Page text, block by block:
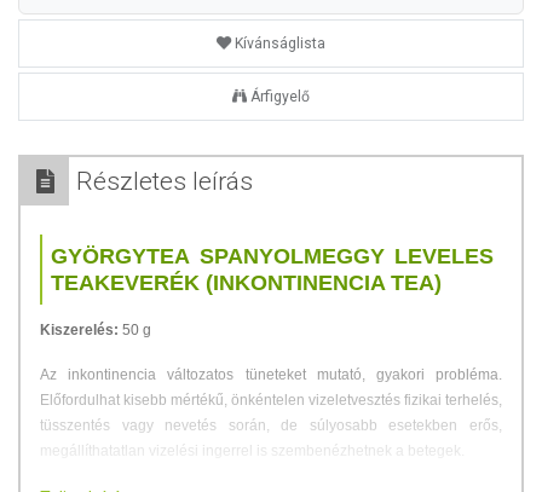
Kívánságlista
Árfigyelő
Részletes leírás
GYÖRGYTEA SPANYOLMEGGY LEVELES
TEAKEVERÉK (INKONTINENCIA TEA)
Kiszerelés: 50 g
Az inkontinencia változatos tüneteket mutató, gyakori probléma.
Előfordulhat kisebb mértékű, önkéntelen vizeletvesztés fizikai terhelés,
tüsszentés vagy nevetés során, de súlyosabb esetekben erős,
megállíthatatlan vizelési ingerrel is szembenézhetnek a betegek.